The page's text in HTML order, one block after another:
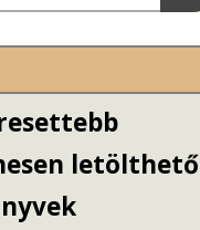
letölthető